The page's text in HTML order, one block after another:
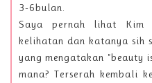
3-6bulan.
Saya pernah lihat Kim
kelihatan dan katanya sih
yang mengatakan "beauty
mana? Terserah kembali